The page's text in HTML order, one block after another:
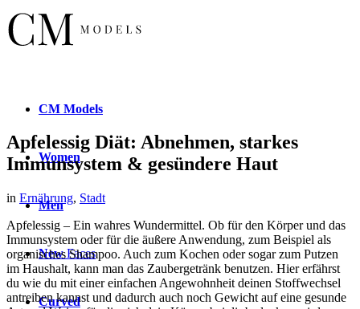
CM Models
Women
Men
NewFaces
Curved
Apfelessig Diät: Abnehmen, starkes
Immunsystem & gesündere Haut
in Ernährung, Stadt
Apfelessig – Ein wahres Wundermittel. Ob für den Körper und das
Immunsystem oder für die äußere Anwendung, zum Beispiel als
organisches Shampoo. Auch zum Kochen oder sogar zum Putzen
im Haushalt, kann man das Zaubergetränk benutzen. Hier erfährst
du wie du mit einer einfachen Angewohnheit deinen Stoffwechsel
antreiben kannst und dadurch auch noch Gewicht auf eine gesunde